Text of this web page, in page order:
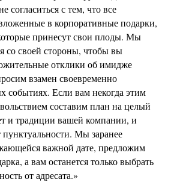
согласиться с тем, что все
в корпоративные подарки,
принесут свои плоды. Мы
со своей стороны, чтобы вы
отклики об имидже
взамен своевременно
событиях. Если вам некогда этим
составим план на целый
и традиции вашей компании, и
Мы заранее
важной дате, предложим
а вам останется только выбрать
от адресата.»